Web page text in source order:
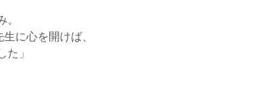
に心を開けば、
」